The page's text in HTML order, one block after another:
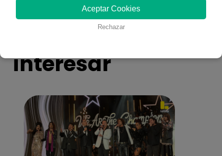
También te puede
interesar
Aceptar Cookies
Rechazar